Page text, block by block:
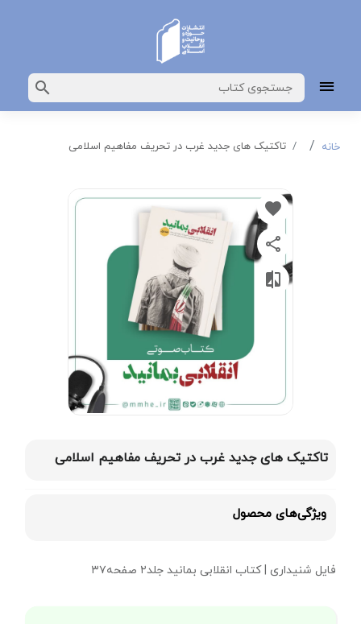
خانه تاکتیک های جدید غرب در تحریف مفاهیم اسلامی
تاکتیک های جدید غرب در تحریف مفاهیم اسلامی
ویژگی‌های محصول
فایل شنیداری | کتاب انقلابی بمانید جلد۲ صفحه۳۷